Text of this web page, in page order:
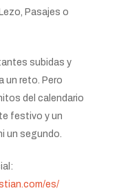
Pasajes o
subidas y
un reto. Pero
del calendario
festivo y un
un segundo.
es/